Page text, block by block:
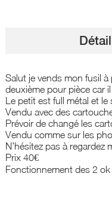
Salut je vends mon fusil
deuxième pour pièce car
Le petit est full métal et
Vendu avec des
Prévoir de changé les
Vendu comme sur les
N’hésitez pas à regardez
Prix 40€
Fonctionnement des 2 ok